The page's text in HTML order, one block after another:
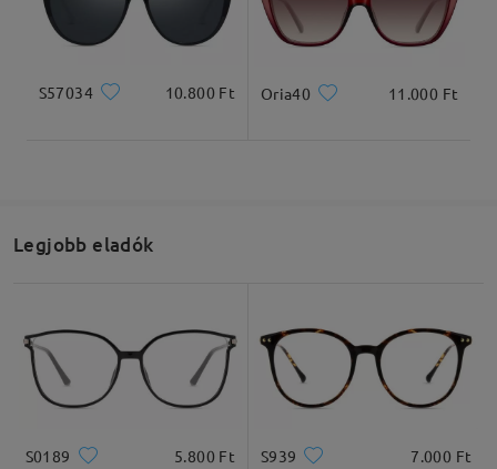
Teljes szélesség Szárhossz
Ajánlott arcformák
véleményt
Írjon egy véleményt
S57034 10.800 Ft Oria40 11.000 Ft
Legjobb eladók
S0189 5.800 Ft S939 7.000 Ft